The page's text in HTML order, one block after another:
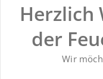
Herzlich
der
Wir